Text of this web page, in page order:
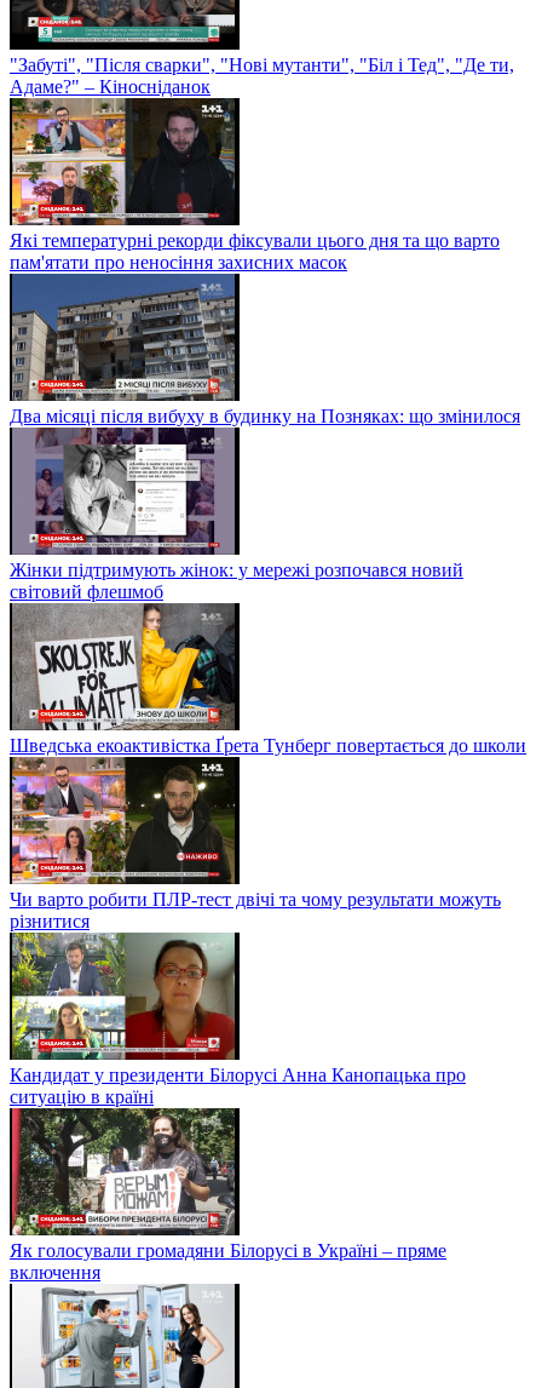
"Забуті", "Після сварки", "Нові мутанти", "Біл і Тед", "Де ти,
Адаме?" – Кіносніданок
Які температурні рекорди фіксували цього дня та що варто
пам'ятати про неносіння захисних масок
Два місяці після вибуху в будинку на Позняках: що змінилося
Жінки підтримують жінок: у мережі розпочався новий
світовий флешмоб
Шведська екоактивістка Ґрета Тунберг повертається до школи
Чи варто робити ПЛР-тест двічі та чому результати можуть
різнитися
Кандидат у президенти Білорусі Анна Канопацька про
ситуацію в країні
Як голосували громадяни Білорусі в Україні – пряме
включення